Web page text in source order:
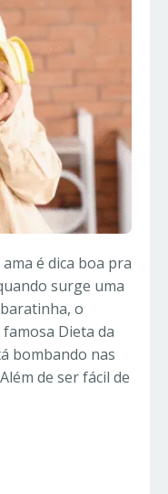
é dica boa pra
surge uma
o
Dieta da
bombando nas
de ser fácil de